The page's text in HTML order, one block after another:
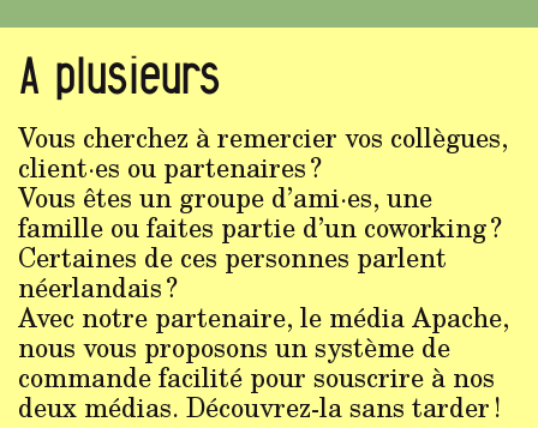
A plusieurs
Vous cherchez à remercier vos collègues,
client·es ou partenaires ?
Vous êtes un groupe d’ami·es, une
famille ou faites partie d’un coworking ?
Certaines de ces personnes parlent
néerlandais ?
Avec notre partenaire, le média Apache,
nous vous proposons un système de
commande facilité pour souscrire à nos
deux médias. Découvrez-la sans tarder !